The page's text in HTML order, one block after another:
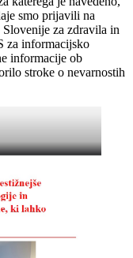
smo prijavili na
za zdravila in
za informacijsko
informacije ob
stroke o nevarnostih